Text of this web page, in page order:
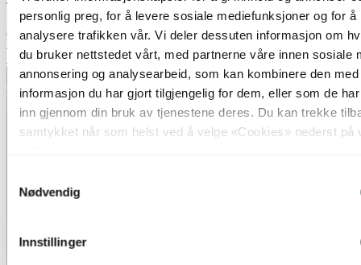
personlig preg, for å levere sosiale mediefunksjoner og for å
analysere trafikken vår. Vi deler dessuten informasjon om
du bruker nettstedet vårt, med partnerne våre innen sosiale
annonsering og analysearbeid, som kan kombinere den med
informasjon du har gjort tilgjengelig for dem, eller som de
inn gjennom din bruk av tjenestene deres. Du kan trekke
samtykket når som helst ved å velge «Cookies» nederst på
Nødvendig
Innstillinger
kr 599,-
kr 1 999,-
50%
Legg til ønskeliste